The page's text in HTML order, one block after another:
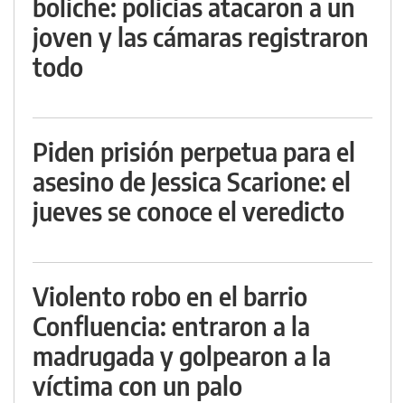
boliche: policías atacaron a un
joven y las cámaras registraron
todo
Piden prisión perpetua para el
asesino de Jessica Scarione: el
jueves se conoce el veredicto
Violento robo en el barrio
Confluencia: entraron a la
madrugada y golpearon a la
víctima con un palo